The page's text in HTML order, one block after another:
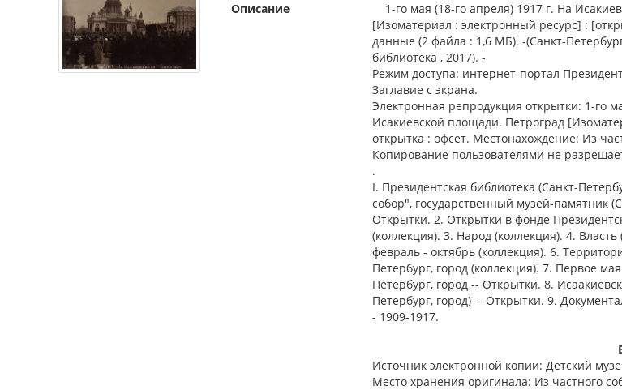
Описание
1-го мая (18-го апреля) 1917 г. На
[Изоматериал : электронный ресурс] :
данные (2 файла : 1,6 МБ). -(Санкт-
библиотека , 2017). -
Режим доступа: интернет-портал
Заглавие с экрана.
Электронная репродукция открытки: 1-го
Исакиевской площади. Петроград
открытка : офсет. Местонахождение: Из
Копирование пользователями не
.
I. Президентская библиотека (Санкт-
собор", государственный музей-памятник
Открытки. 2. Открытки в фонде
(коллекция). 3. Народ (коллекция). 4. Власть
февраль - октябрь (коллекция). 6.
Петербург, город (коллекция). 7. Первое
Петербург, город -- Открытки. 8.
Петербург, город) -- Открытки. 9.
- 1909-1917.
Источник электронной копии: Детский
Место хранения оригинала: Из частного